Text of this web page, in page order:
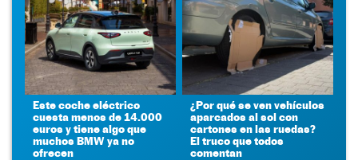
Este coche eléctrico
cuesta menos de 14.000
euros y tiene algo que
muchos BMW ya no
ofrecen
¿Por qué se ven vehículos
aparcados al sol con
cartones en las ruedas?
El truco que todos
comentan